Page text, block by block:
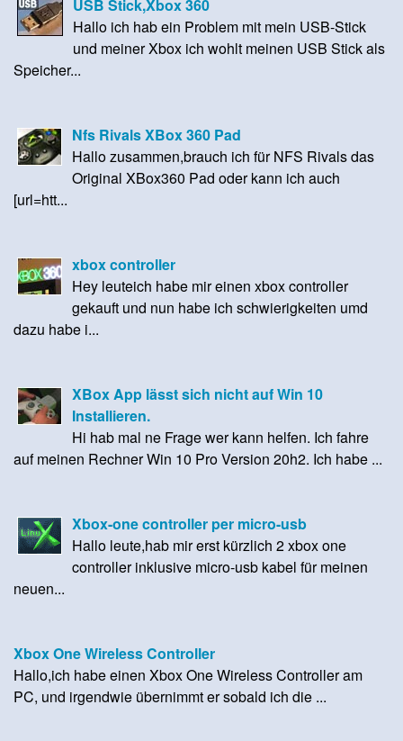
USB Stick,Xbox 360
Hallo ich hab ein Problem mit mein USB-Stick
und meiner Xbox ich wohlt meinen USB Stick als
Speicher...
Nfs Rivals XBox 360 Pad
Hallo zusammen,brauch ich für NFS Rivals das
Original XBox360 Pad oder kann ich auch
[url=htt...
xbox controller
Hey leuteich habe mir einen xbox controller
gekauft und nun habe ich schwierigkeiten umd
dazu habe i...
XBox App lässt sich nicht auf Win 10
Installieren.
Hi hab mal ne Frage wer kann helfen. Ich fahre
auf meinen Rechner Win 10 Pro Version 20h2. Ich habe ...
Xbox-one controller per micro-usb
Hallo leute,hab mir erst kürzlich 2 xbox one
controller inklusive micro-usb kabel für meinen
neuen...
Xbox One Wireless Controller
Hallo,ich habe einen Xbox One Wireless Controller am
PC, und irgendwie übernimmt er sobald ich die ...